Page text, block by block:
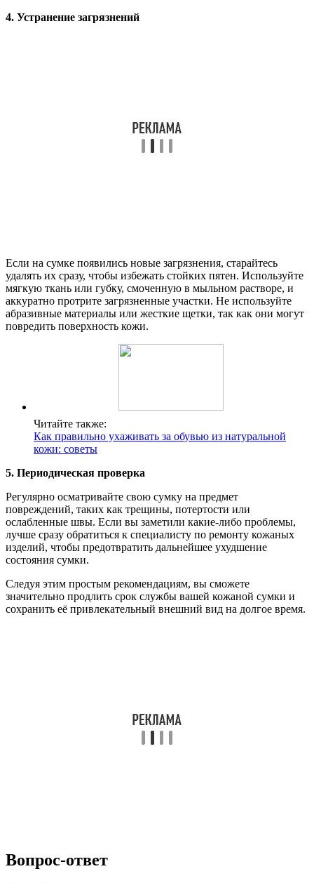
4. Устранение загрязнений
Если на сумке появились новые загрязнения, старайтесь
удалять их сразу, чтобы избежать стойких пятен. Используйте
мягкую ткань или губку, смоченную в мыльном растворе, и
аккуратно протрите загрязненные участки. Не используйте
абразивные материалы или жесткие щетки, так как они могут
повредить поверхность кожи.
Читайте также:
Как правильно ухаживать за обувью из натуральной
кожи: советы
5. Периодическая проверка
Регулярно осматривайте свою сумку на предмет
повреждений, таких как трещины, потертости или
ослабленные швы. Если вы заметили какие-либо проблемы,
лучше сразу обратиться к специалисту по ремонту кожаных
изделий, чтобы предотвратить дальнейшее ухудшение
состояния сумки.
Следуя этим простым рекомендациям, вы сможете
значительно продлить срок службы вашей кожаной сумки и
сохранить её привлекательный внешний вид на долгое время.
Вопрос-ответ